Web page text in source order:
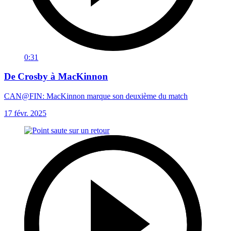
0:31
De Crosby à MacKinnon
CAN@FIN: MacKinnon marque son deuxième du match
17 févr. 2025